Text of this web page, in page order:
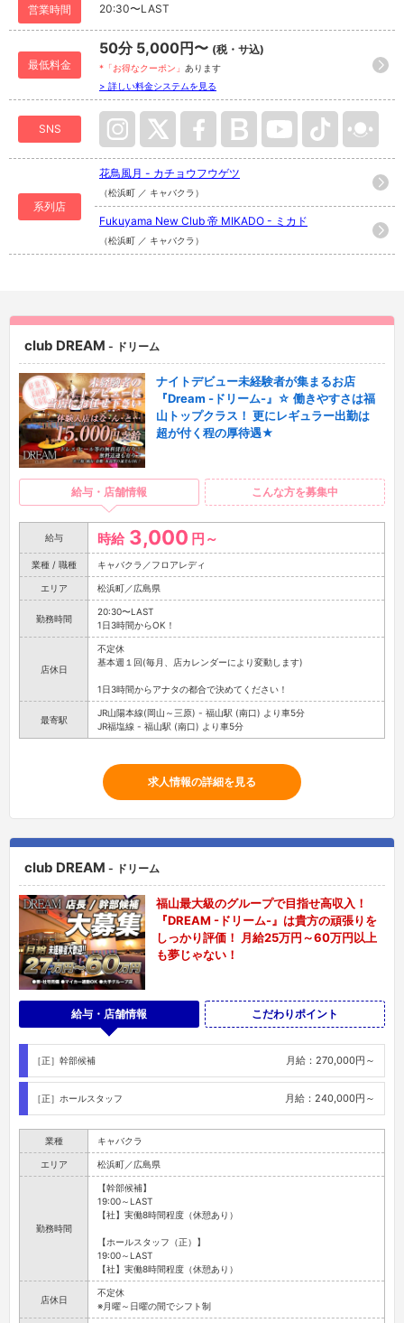
営業時間 20:30〜LAST
最低料金
50分 5,000円〜 (税・サ込)
*「お得なクーポン」 あります
> 詳しい料金システムを見る
SNS
系列店
花鳥風月 - カチョウフウゲツ
（松浜町 ／ キャバクラ）
Fukuyama New Club 帝 MIKADO - ミカド
（松浜町 ／ キャバクラ）
club DREAM - ドリーム
ナイトデビュー未経験者が集まるお店
『Dream -ドリーム-』☆ 働きやすさは福
山トップクラス！ 更にレギュラー出勤は
超が付く程の厚待遇★
給与・店舗情報 こんな方を募集中
給与 時給 3,000 円～
業種 / 職種 キャバクラ／フロアレディ
エリア 松浜町／広島県
勤務時間
20:30〜LAST
1日3時間からOK！
店休日
不定休
基本週１回(毎月、店カレンダーにより変動します)
1日3時間からアナタの都合で決めてください！
最寄駅
JR山陽本線(岡山～三原) - 福山駅 (南口) より車5分
JR福塩線 - 福山駅 (南口) より車5分
求人情報の詳細を見る
club DREAM - ドリーム
福山最大級のグループで目指せ高収入！
『DREAM -ドリーム-』は貴方の頑張りを
しっかり評価！ 月給25万円～60万円以上
も夢じゃない！
給与・店舗情報 こだわりポイント
［正］幹部候補 月給：270,000円～
［正］ホールスタッフ 月給：240,000円～
業種 キャバクラ
エリア 松浜町／広島県
勤務時間
【幹部候補】
19:00～LAST
【社】実働8時間程度（休憩あり）
【ホールスタッフ（正）】
19:00～LAST
【社】実働8時間程度（休憩あり）
店休日
不定休
※月曜～日曜の間でシフト制